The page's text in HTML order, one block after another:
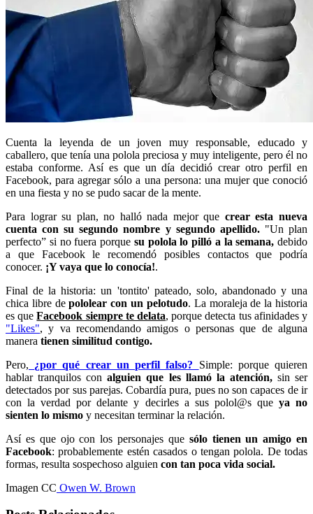
Cuenta la leyenda de un joven muy responsable, educado y
caballero, que tenía una polola preciosa y muy inteligente, pero él no
estaba conforme. Así es que un día decidió crear otro perfil en
Facebook, para agregar sólo a una persona: una mujer que conoció
en una fiesta y no se pudo sacar de la mente.
Para lograr su plan, no halló nada mejor que crear esta nueva
cuenta con su segundo nombre y segundo apellido."Un plan
perfecto” si no fuera porque su polola lo pilló a la semana, debido
a que Facebook le recomendó posibles contactos que podría
conocer. ¡Y vaya que lo conocía!.
Final de la historia: un 'tontito' pateado, solo, abandonado y una
chica libre depololear con un pelotudo. La moraleja de la historia
es queFacebook siempre te delata, porque detecta tus afinidades y
"Likes", y va recomendando amigos o personas que de alguna
manera tienen similitud contigo.
Pero, ¿por qué crear un perfil falso? Simple: porque quieren
hablar tranquilos conalguien que les llamó la atención, sin ser
detectados por sus parejas. Cobardía pura, pues no son capaces de ir
con la verdad por delante y decirles a sus polol@s queya no
sienten lo mismo y necesitan terminar la relación.
Así es que ojo con los personajes que sólo tienen un amigo en
Facebook: probablemente estén casados o tengan polola. De todas
formas, resulta sospechoso alguien con tan poca vida social.
Imagen CC Owen W. Brown